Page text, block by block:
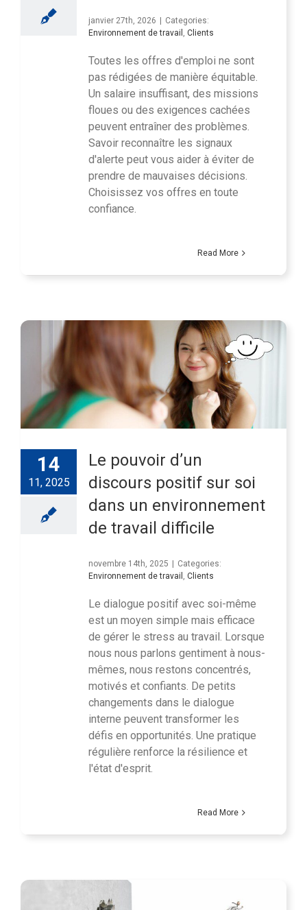
janvier 27th, 2026 | Categories:
Environnement de travail , Clients
Toutes les offres d'emploi ne sont
pas rédigées de manière équitable.
Un salaire insuffisant, des missions
floues ou des exigences cachées
peuvent entraîner des problèmes.
Savoir reconnaître les signaux
d'alerte peut vous aider à éviter de
prendre de mauvaises décisions.
Choisissez vos offres en toute
confiance.
Read More
14
11, 2025
Le pouvoir d’un
discours positif sur soi
dans un environnement
de travail difficile
novembre 14th, 2025
Categories:
Environnement de travail , Clients
Le dialogue positif avec soi-même
est un moyen simple mais efficace
de gérer le stress au travail. Lorsque
nous nous parlons gentiment à nous-
mêmes, nous restons concentrés,
motivés et confiants. De petits
changements dans le dialogue
interne peuvent transformer les
défis en opportunités. Une pratique
régulière renforce la résilience et
l'état d'esprit.
Read More